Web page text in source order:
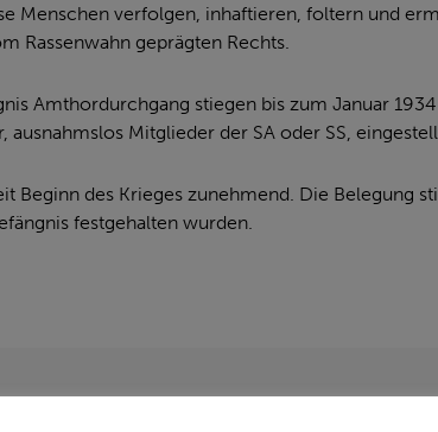
Menschen verfolgen, inhaftieren, foltern und
Rassenwahn geprägten Rechts.
Amthordurchgang stiegen bis zum Januar
Mitglieder der SA oder SS,
Beginn des Krieges zunehmend. Die Belegung
festgehalten wurden.